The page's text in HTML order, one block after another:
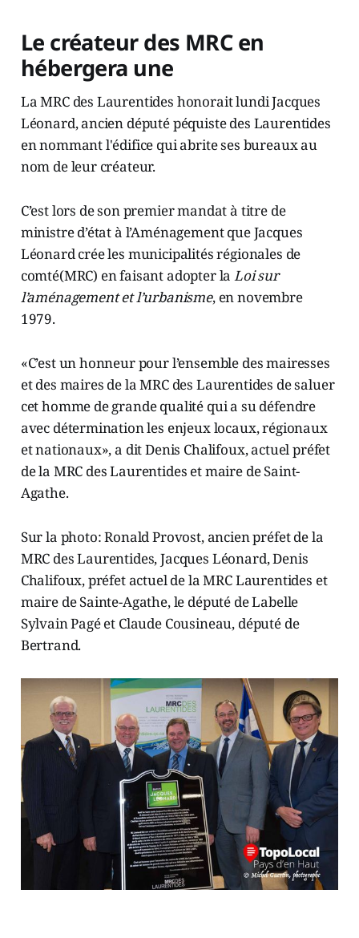
Le créateur des MRC en
hébergera une
La MRC des Laurentides honorait lundi Jacques
Léonard, ancien député péquiste des Laurentides
en nommant l'édifice qui abrite ses bureaux au
nom de leur créateur.
C’est lors de son premier mandat à titre de
ministre d’état à l’Aménagement que Jacques
Léonard crée les municipalités régionales de
comté(MRC) en faisant adopter la Loi sur
l’aménagement et l’urbanisme, en novembre
1979.
«C’est un honneur pour l’ensemble des mairesses
et des maires de la MRC des Laurentides de saluer
cet homme de grande qualité qui a su défendre
avec détermination les enjeux locaux, régionaux
et nationaux», a dit Denis Chalifoux, actuel préfet
de la MRC des Laurentides et maire de Saint-
Agathe.
Sur la photo: Ronald Provost, ancien préfet de la
MRC des Laurentides, Jacques Léonard, Denis
Chalifoux, préfet actuel de la MRC Laurentides et
maire de Sainte-Agathe, le député de Labelle
Sylvain Pagé et Claude Cousineau, député de
Bertrand.